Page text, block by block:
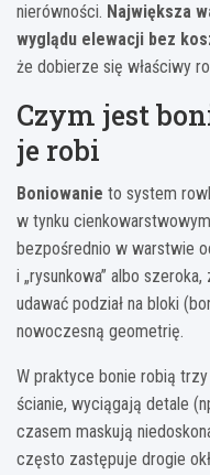
nierówności. Największa
wyglądu elewacji bez
że dobierze się właściwy
Czym jest
je robi
Boniowanie to system
w tynku
bezpośrednio w warstwie
i „rysunkowa” albo
udawać podział na bloki
nowoczesną geometrię.
W praktyce bonie robią
ścianie, wyciągają detale
czasem maskują
często zastępuje drogie